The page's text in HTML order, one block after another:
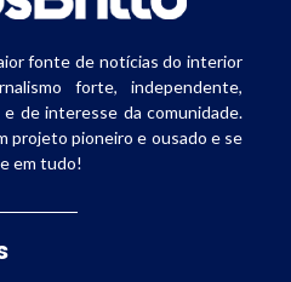
fonte de notícias do interior
forte, independente,
de interesse da comunidade.
projeto pioneiro e ousado e se
em tudo!